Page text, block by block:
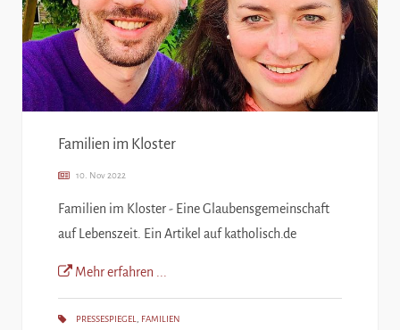
Familien im Kloster
10. Nov 2022
Familien im Kloster - Eine Glaubensgemeinschaft
auf Lebenszeit. Ein Artikel auf katholisch.de
Mehr erfahren ...
PRESSESPIEGEL FAMILIEN